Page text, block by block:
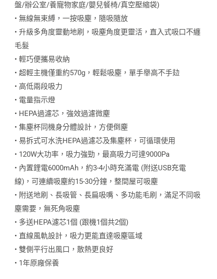
盤/辦公室/養寵物家庭/嬰兒餐椅/真空壓縮袋)
• 無線無束縛，一按吸塵，隨吸隨放
• 升級多角度靈動地刷，吸塵角度更靈活，直入式吸口不纏
毛髮
• 輕巧便攜易收納
• 超輕主機僅重約570g，輕鬆吸塵，單手舉高不手攰
• 高低兩段吸力
• 電量指示燈
• HEPA過濾芯，強效過濾微塵
• 集塵杯同機身分體設計，方便倒塵
• 易拆式可水洗HEPA過濾芯及集塵杯，可循環使用
• 120W大功率，吸力強勁，最高吸力可達9000Pa
• 內置鋰電6000mAh，約3-4小時充滿電 (附送USB充電
線)，可連續吸塵約15-30分鐘，整間屋可吸塵
• 附送地刷、長吸管、長扁吸嘴、多功能毛刷，滿足不同吸
塵需要，無死角吸塵
• 多送HEPA濾芯1個 (跟機1個共2個)
• 直線風軌設計，吸力更能直達吸塵區域
• 雙側平行出風口，散熱更良好
• 1年原廠保養